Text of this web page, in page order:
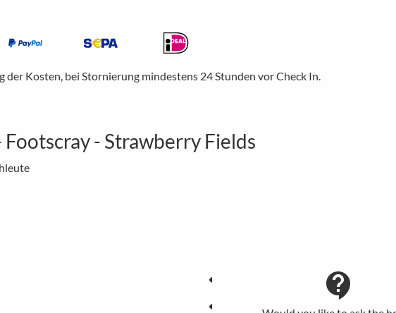
Kosten, bei Stornierung mindestens 24 Stunden vor Check In.
- Strawberry Fields
contact_support